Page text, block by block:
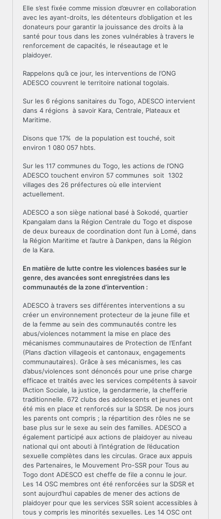
Elle s’est fixée comme mission d’œuvrer en collaboration
avec les ayant-droits, les détenteurs d’obligation et les
donateurs pour garantir la jouissance des droits à la
santé pour tous dans les zones vulnérables à travers le
renforcement de capacités, le réseautage et le
plaidoyer.
Rappelons qu’à ce jour, les interventions de l’ONG
ADESCO couvrent le territoire national togolais.
Sur les 6 régions sanitaires du Togo, ADESCO intervient
dans 4 régions à savoir Kara, Centrale, Plateaux et
Maritime.
Disons que 17% de la population est touché, soit
environ 1 080 057 hbts.
Sur les 117 communes du Togo, les actions de l’ONG
ADESCO touchent environ 57 communes soit 1302
villages des 26 préfectures où elle intervient
actuellement.
ADESCO a son siège national basé à Sokodé, quartier
Kpangalam dans la Région Centrale du Togo et dispose
de deux bureaux de coordination dont l’un à Lomé, dans
la Région Maritime et l’autre à Dankpen, dans la Région
de la Kara.
En matière de lutte contre les violences basées sur le
genre, des avancées sont enregistrées dans les
communautés de la zone d’intervention :
ADESCO à travers ses différentes interventions a su
créer un environnement protecteur de la jeune fille et
de la femme au sein des communautés contre les
abus/violences notamment la mise en place des
mécanismes communautaires de Protection de l’Enfant
(Plans d’action villageois et cantonaux, engagements
communautaires). Grâce à ses mécanismes, les cas
d’abus/violences sont dénoncés pour une prise charge
efficace et traités avec les services compétents à savoir
l’Action Sociale, la justice, la gendarmerie, la chefferie
traditionnelle. 672 clubs des adolescents et jeunes ont
été mis en place et renforcés sur la SDSR. De nos jours
les parents ont compris ; la répartition des rôles ne se
base plus sur le sexe au sein des familles. ADESCO a
également participé aux actions de plaidoyer au niveau
national qui ont abouti à l’intégration de l’éducation
sexuelle complètes dans les circulas. Grace aux appuis
des Partenaires, le Mouvement Pro-SSR pour Tous au
Togo dont ADESCO est cheffe de file a connu le jour.
Les 14 OSC membres ont été renforcées sur la SDSR et
sont aujourd’hui capables de mener des actions de
plaidoyer pour que les services SSR soient accessibles à
tous y compris les minorités sexuelles. Les 14 OSC ont